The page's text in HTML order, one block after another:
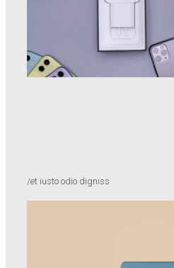
/et iusto odio digniss